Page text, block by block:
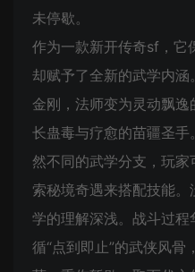
未停歇。
作为一款新开传奇sf，它
却赋予了全新的武学内
金刚，法师变为灵动飘
长蛊毒与疗愈的苗疆圣
然不同的武学分支，玩
索秘境奇遇来搭配技能
学的理解深浅。战斗过
循“点到即止”的武侠风骨